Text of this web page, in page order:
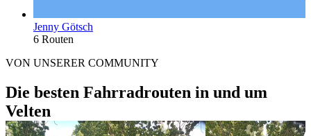
Jenny Götsch
6 Routen
VON UNSERER COMMUNITY
Die besten Fahrradrouten in und um
Velten